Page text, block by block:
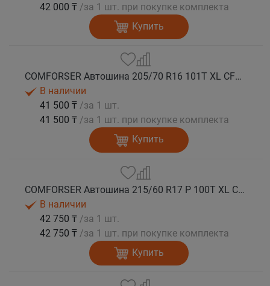
42 000 ₸ /за 1 шт. при покупке комплекта
Купить
COMFORSER Автошина 205/70 R16 101T XL CF1100 RWL лето
В наличии
41 500 ₸ /за 1 шт.
41 500 ₸ /за 1 шт. при покупке комплекта
Купить
COMFORSER Автошина 215/60 R17 P 100T XL CF1100 OWL лето
В наличии
42 750 ₸ /за 1 шт.
42 750 ₸ /за 1 шт. при покупке комплекта
Купить